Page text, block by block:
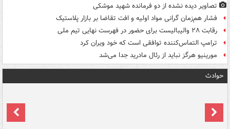
تصاویر دیده‌ نشده از دو فرمانده شهید موشکی
فشار هم‌زمان گرانی مواد اولیه و افت تقاضا بر بازار پلاستیک
رقابت ۲۸ والیبالیست برای حضور در فهرست نهایی تیم ملی
ترامپ التماس‌کننده توافقی است که خود ویران کرد
مورینیو هرگز نباید از رئال مادرید جدا می‌شد
حوادث